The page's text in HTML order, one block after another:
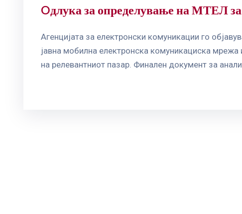
Oдлука за определување на МТЕЛ
Агенцијата за електронски комуникации го
јавна мобилна електронска комуникациска
на релевантниот пазар. Финален документ за